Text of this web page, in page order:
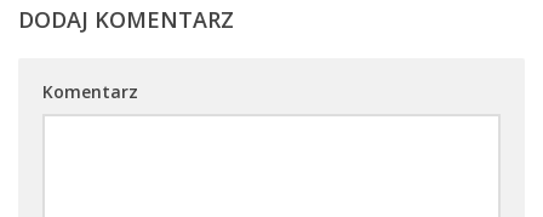
DODAJ KOMENTARZ
Komentarz